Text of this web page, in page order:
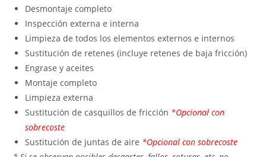
Desmontaje completo
Inspección externa e interna
Limpieza de todos los elementos externos e internos
Sustitución de retenes (incluye retenes de baja fricción)
Engrase y aceites
Montaje completo
Limpieza externa
Sustitución de casquillos de fricción *Opcional con
sobrecoste
Sustitución de juntas de aire *Opcional con sobrecoste